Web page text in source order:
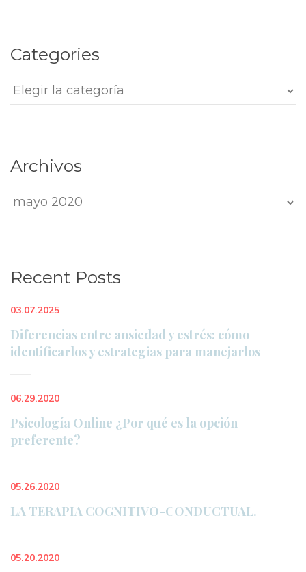
Categorie
Categorie
Archivo
Archivo
Recent Post
03.07.2025
Diferencias entre ansiedad y estrés: cómo
identificarlos y estrategias para manejarlo
06.29.2020
Psicología Online ¿Por qué es la opción
preferente?
05.26.2020
LA TERAPIA COGNITIVO-CONDUCTUAL.
05.20.2020